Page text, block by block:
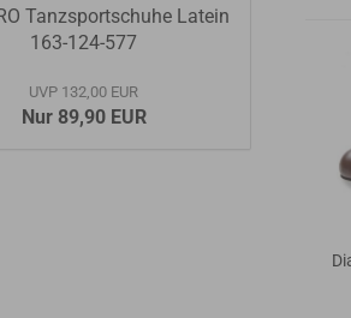
Tanzsportschuhe Latein
163-124-577
UVP 132,00 EUR
Nur 89,90 EUR